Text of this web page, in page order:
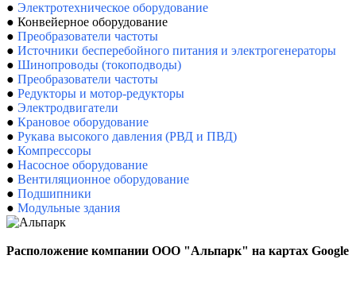
● Электротехническое оборудование
● Конвейерное оборудование
● Преобразователи частоты
● Источники бесперебойного питания и электрогенераторы
● Шинопроводы (токоподводы)
● Преобразователи частоты
● Редукторы и мотор-редукторы
● Электродвигатели
● Крановое оборудование
● Рукава высокого давления (РВД и ПВД)
● Компрессоры
● Насосное оборудование
● Вентиляционное оборудование
● Подшипники
● Модульные здания
Расположение компании ООО "Альпарк" на картах Google